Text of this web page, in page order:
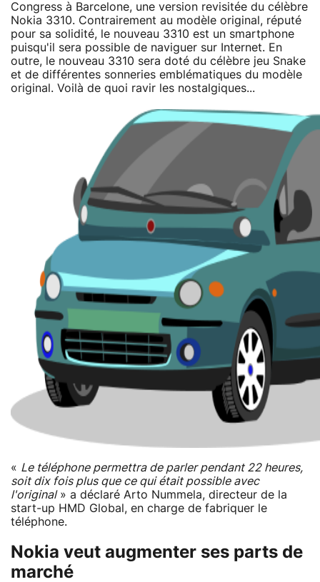
Congress à Barcelone, une version revisitée du célèbre
Nokia 3310. Contrairement au modèle original, réputé
pour sa solidité, le nouveau 3310 est un smartphone
puisqu'il sera possible de naviguer sur Internet. En
outre, le nouveau 3310 sera doté du célèbre jeu Snake
et de différentes sonneries emblématiques du modèle
original. Voilà de quoi ravir les nostalgiques...
« Le téléphone permettra de parler pendant 22 heures,
soit dix fois plus que ce qui était possible avec
l'original» a déclaré Arto Nummela, directeur de la
start-up HMD Global, en charge de fabriquer le
téléphone.
Nokia veut augmenter ses parts de
marché